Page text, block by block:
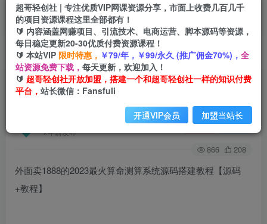
首页 创业课程 会员免费 正文
外面卖1888的2023最火算命测算系统源码搭建教
程【源码+教程】
2年前发布
关注 私信
866 208
外面卖1888的2023最火算命测算系统源码搭建教程【源码
+教程】
超哥轻创社 | 专注优质VIP网课资源分享，市面上收费几百几千
的项目资源课程这里全部都有！
🔰 内容涵盖网赚项目、引流技术、电商运营、脚本源码等资源，
每日稳定更新20-30优质付费资源课程！
🔰 本站VIP 限时特惠， ￥79/年，￥99/永久 (推广佣金70%)， 全
站资源免费下载， 每天更新，欢迎加入！
🔰 超哥轻创社开放加盟，搭建一个和超哥轻创社一样的知识付费
平台， 站长微信：Fansfuli
开通VIP会员 加盟当站长